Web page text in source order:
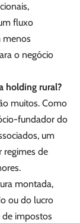
fluxo
menos
o negócio
holding rural?
muitos. Como
fundador do
um
regimes de
montada,
ou do lucro
de impostos